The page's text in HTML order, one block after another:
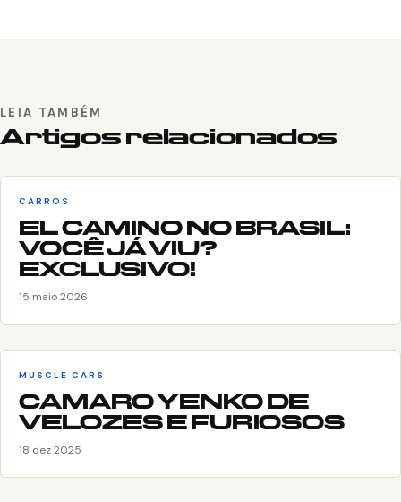
LEIA TAMBÉM
Artigos relacionados
CARROS
EL CAMINO NO BRASIL:
VOCÊ JÁ VIU?
EXCLUSIVO!
15 maio 2026
MUSCLE CARS
CAMARO YENKO DE
VELOZES E FURIOSOS
18 dez 2025